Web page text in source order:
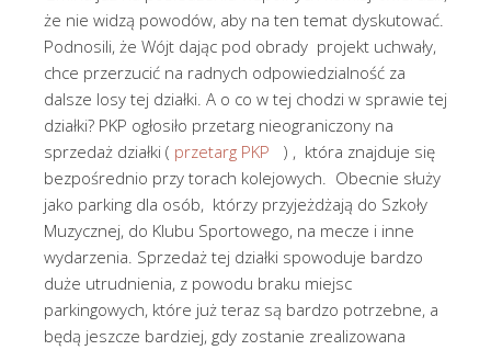
że nie widzą powodów, aby na ten temat dyskutować.
Podnosili, że Wójt dając pod obrady projekt uchwały,
chce przerzucić na radnych odpowiedzialność za
dalsze losy tej działki. A o co w tej chodzi w sprawie tej
działki? PKP ogłosiło przetarg nieograniczony na
sprzedaż działki ( przetarg PKP
) , która znajduje się
bezpośrednio przy torach kolejowych. Obecnie służy
jako parking dla osób, którzy przyjeżdżają do Szkoły
Muzycznej, do Klubu Sportowego, na mecze i inne
wydarzenia. Sprzedaż tej działki spowoduje bardzo
duże utrudnienia, z powodu braku miejsc
parkingowych, które już teraz są bardzo potrzebne, a
będą jeszcze bardziej, gdy zostanie zrealizowana